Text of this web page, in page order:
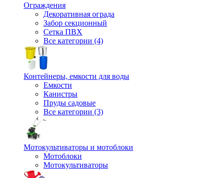
Ограждения
Декоративная ограда
Забор секционный
Сетка ПВХ
Все категории (4)
Контейнеры, емкости для воды
Емкости
Канистры
Пруды садовые
Все категории (3)
Мотокультиваторы и мотоблоки
Мотоблоки
Мотокультиваторы